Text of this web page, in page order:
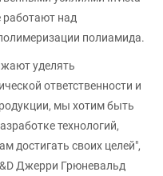
работают над
полиамида.
уделять
ответственности и
мы хотим быть
технологий,
достигать своих целей",
Джерри Грюневальд